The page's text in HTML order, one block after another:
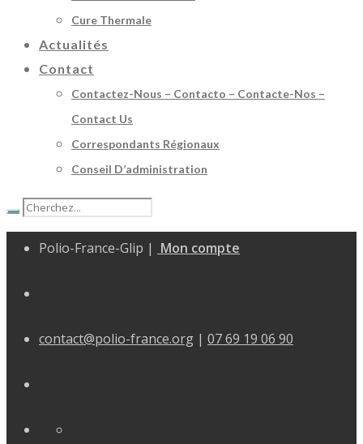
Cure Thermale
Actualités
Contact
Contactez-Nous – Contacto – Contacte-Nos –
Contact Us
Correspondants Régionaux
Conseil D’administration
Polio-France-Glip | Mon compte
contact@polio-france.org | 07 69 19 06 90